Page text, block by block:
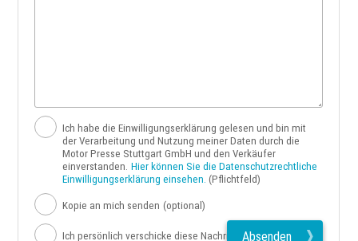
Ich habe die Einwilligungserklärung gelesen und bin mit
der Verarbeitung und Nutzung meiner Daten durch die
Motor Presse Stuttgart GmbH und den Verkäufer
einverstanden. Hier können Sie die Datenschutzrechtliche
Einwilligungserklärung einsehen. (Pflichtfeld)
Kopie an mich senden (optional)
Ich persönlich verschicke diese Nachricht Absenden